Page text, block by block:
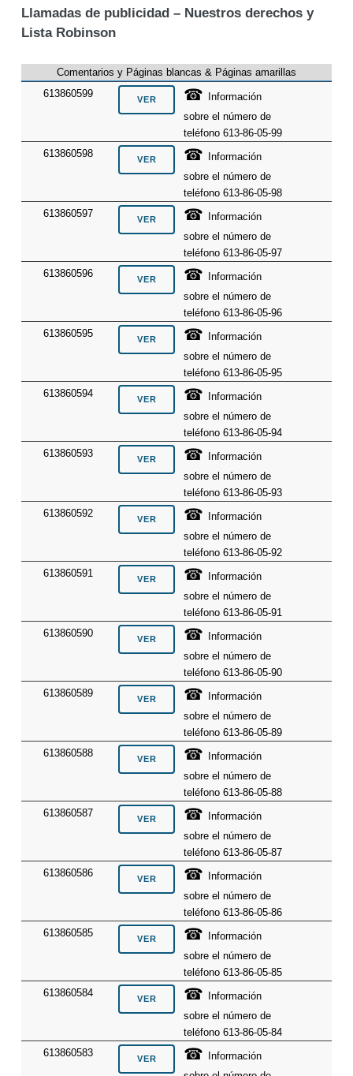
Llamadas de publicidad – Nuestros derechos y
Lista Robinson
Comentarios y Páginas blancas & Páginas amarillas
613860599
☎
Información
sobre el número de
teléfono 613-86-05-99
613860598
☎
Información
sobre el número de
teléfono 613-86-05-98
613860597
☎
Información
sobre el número de
teléfono 613-86-05-97
613860596
☎
Información
sobre el número de
teléfono 613-86-05-96
613860595
☎
Información
sobre el número de
teléfono 613-86-05-95
613860594
☎
Información
sobre el número de
teléfono 613-86-05-94
613860593
☎
Información
sobre el número de
teléfono 613-86-05-93
613860592
☎
Información
sobre el número de
teléfono 613-86-05-92
613860591
☎
Información
sobre el número de
teléfono 613-86-05-91
613860590
☎
Información
sobre el número de
teléfono 613-86-05-90
613860589
☎
Información
sobre el número de
teléfono 613-86-05-89
613860588
☎
Información
sobre el número de
teléfono 613-86-05-88
613860587
☎
Información
sobre el número de
teléfono 613-86-05-87
613860586
☎
Información
sobre el número de
teléfono 613-86-05-86
613860585
☎
Información
sobre el número de
teléfono 613-86-05-85
613860584
☎
Información
sobre el número de
teléfono 613-86-05-84
613860583
☎
Información